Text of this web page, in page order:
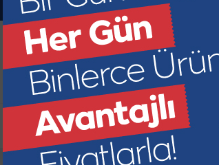
Anketler Nöbetçi Eczaneler
DOLAR
44.895
EURO
52.8913
EKONOMİ KÜLTÜR SANAT SAĞLIK